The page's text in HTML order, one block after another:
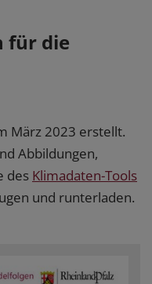
für die
März 2023 erstellt.
Abbildungen,
des Klimadaten-Tools
und runterladen.